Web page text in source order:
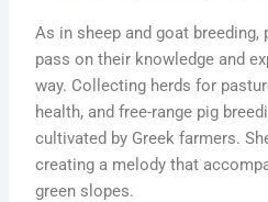
As in sheep and goat breeding,
pass on their knowledge and
way. Collecting herds for
health, and free-range pig
cultivated by Greek farmers.
creating a melody that
green slopes.